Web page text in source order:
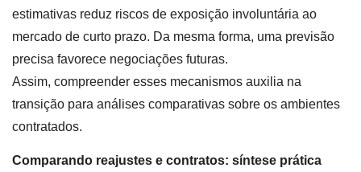
estimativas reduz riscos de exposição involuntária ao
mercado de curto prazo. Da mesma forma, uma previsão
precisa favorece negociações futuras.
Assim, compreender esses mecanismos auxilia na
transição para análises comparativas sobre os ambientes
contratados.
Comparando reajustes e contratos: síntese prática